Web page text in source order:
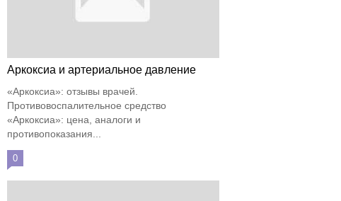
Аркоксиа и артериальное давление
«Аркоксиа»: отзывы врачей.
Противовоспалительное средство
«Аркоксиа»: цена, аналоги и
противопоказания...
0